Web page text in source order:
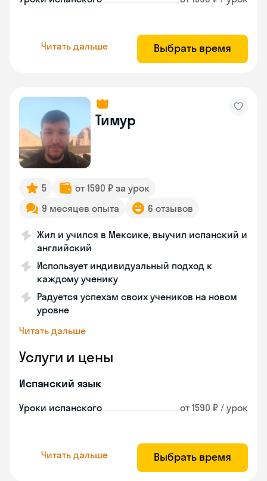
Читать дальше Выбрать время
Тимур
5
от 1590 ₽ за урок
9 месяцев опыта
6 отзывов
Жил и учился в Мексике, выучил испанский и
английский
Использует индивидуальный подход к
каждому ученику
Радуется успехам своих учеников на новом
уровне
Читать дальше
Услуги и цены
Испанский язык
Уроки испанского от 1590 ₽ / урок
Читать дальше Выбрать время